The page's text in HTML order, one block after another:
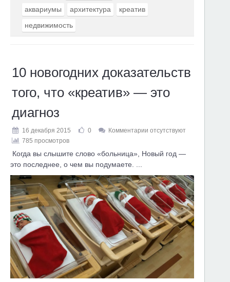
аквариумы архитектура
креатив
недвижимость
10 новогодних доказательств
того, что «креатив» — это
диагноз
16 декабря 2015 0
Комментарии отсутствуют
785 просмотров
Когда вы слышите слово «больница», Новый год —
это последнее, о чем вы подумаете. ...